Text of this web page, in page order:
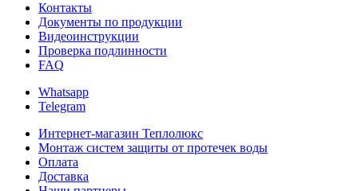
Контакты
Документы по продукции
Видеоинструкции
Проверка подлинности
FAQ
Whatsapp
Telegram
Интернет-магазин Теплолюкс
Монтаж систем защиты от протечек воды
Оплата
Доставка